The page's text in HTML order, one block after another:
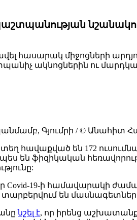
հասարակ միջոցների
ակնոցներին ու
Գյումրի / © Անահիտ
հավաքված են 172
են ֆիզիկական
Covid-19-ի համավարակի
են
նշել է, որ իրենց աշխատանքն